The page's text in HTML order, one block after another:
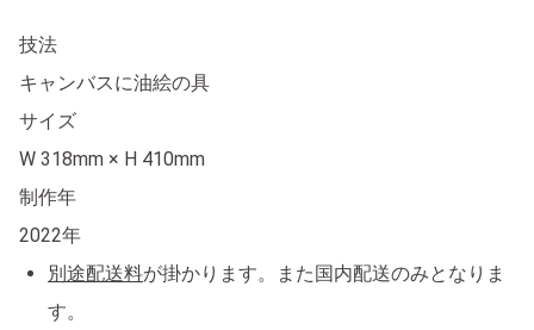
技法
キャンバスに油絵の具
サイズ
W 318mm × H 410mm
制作年
2022年
別途配送料が掛かります。また国内配送のみとなりま
す。